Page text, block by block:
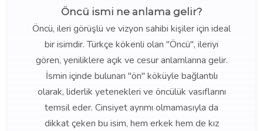
Öncü ismi ne anlama gelir?
Öncü, ileri görüşlü ve vizyon sahibi kişiler için ideal
bir isimdir. Türkçe kökenli olan "Öncü", ileriyi
gören, yeniliklere açık ve cesur anlamlarına gelir.
İsmin içinde bulunan "ön" köküyle bağlantılı
olarak, liderlik yetenekleri ve öncülük vasıflarını
temsil eder. Cinsiyet ayrımı olmamasıyla da
dikkat çeken bu isim, hem erkek hem de kız